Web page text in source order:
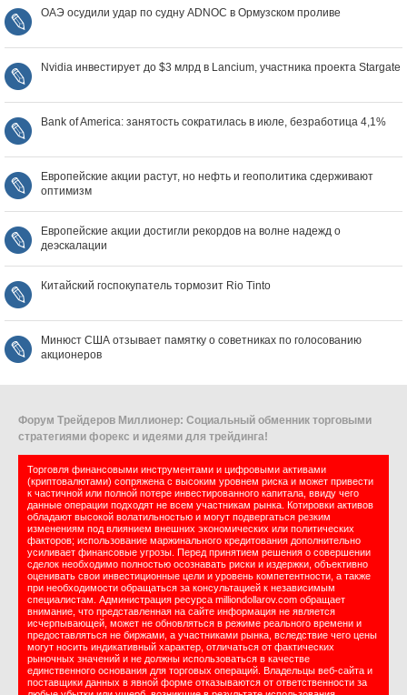
ОАЭ осудили удар по судну ADNOC в Ормузском проливе
Nvidia инвестирует до $3 млрд в Lancium, участника проекта Stargate
Bank of America: занятость сократилась в июле, безработица 4,1%
Европейские акции растут, но нефть и геополитика сдерживают
оптимизм
Европейские акции достигли рекордов на волне надежд о
деэскалации
Китайский госпокупатель тормозит Rio Tinto
Минюст США отзывает памятку о советниках по голосованию
акционеров
Форум Трейдеров Миллионер: Социальный обменник торговыми
стратегиями форекс и идеями для трейдинга!
Торговля финансовыми инструментами и цифровыми активами
(криптовалютами) сопряжена с высоким уровнем риска и может привести
к частичной или полной потере инвестированного капитала, ввиду чего
данные операции подходят не всем участникам рынка. Котировки активов
обладают высокой волатильностью и могут подвергаться резким
изменениям под влиянием внешних экономических или политических
факторов; использование маржинального кредитования дополнительно
усиливает финансовые угрозы. Перед принятием решения о совершении
сделок необходимо полностью осознавать риски и издержки, объективно
оценивать свои инвестиционные цели и уровень компетентности, а также
при необходимости обращаться за консультацией к независимым
специалистам. Администрация ресурса milliondollarov.com обращает
внимание, что представленная на сайте информация не является
исчерпывающей, может не обновляться в режиме реального времени и
предоставляться не биржами, а участниками рынка, вследствие чего цены
могут носить индикативный характер, отличаться от фактических
рыночных значений и не должны использоваться в качестве
единственного основания для торговых операций. Владельцы веб-сайта и
поставщики данных в явной форме отказываются от ответственности за